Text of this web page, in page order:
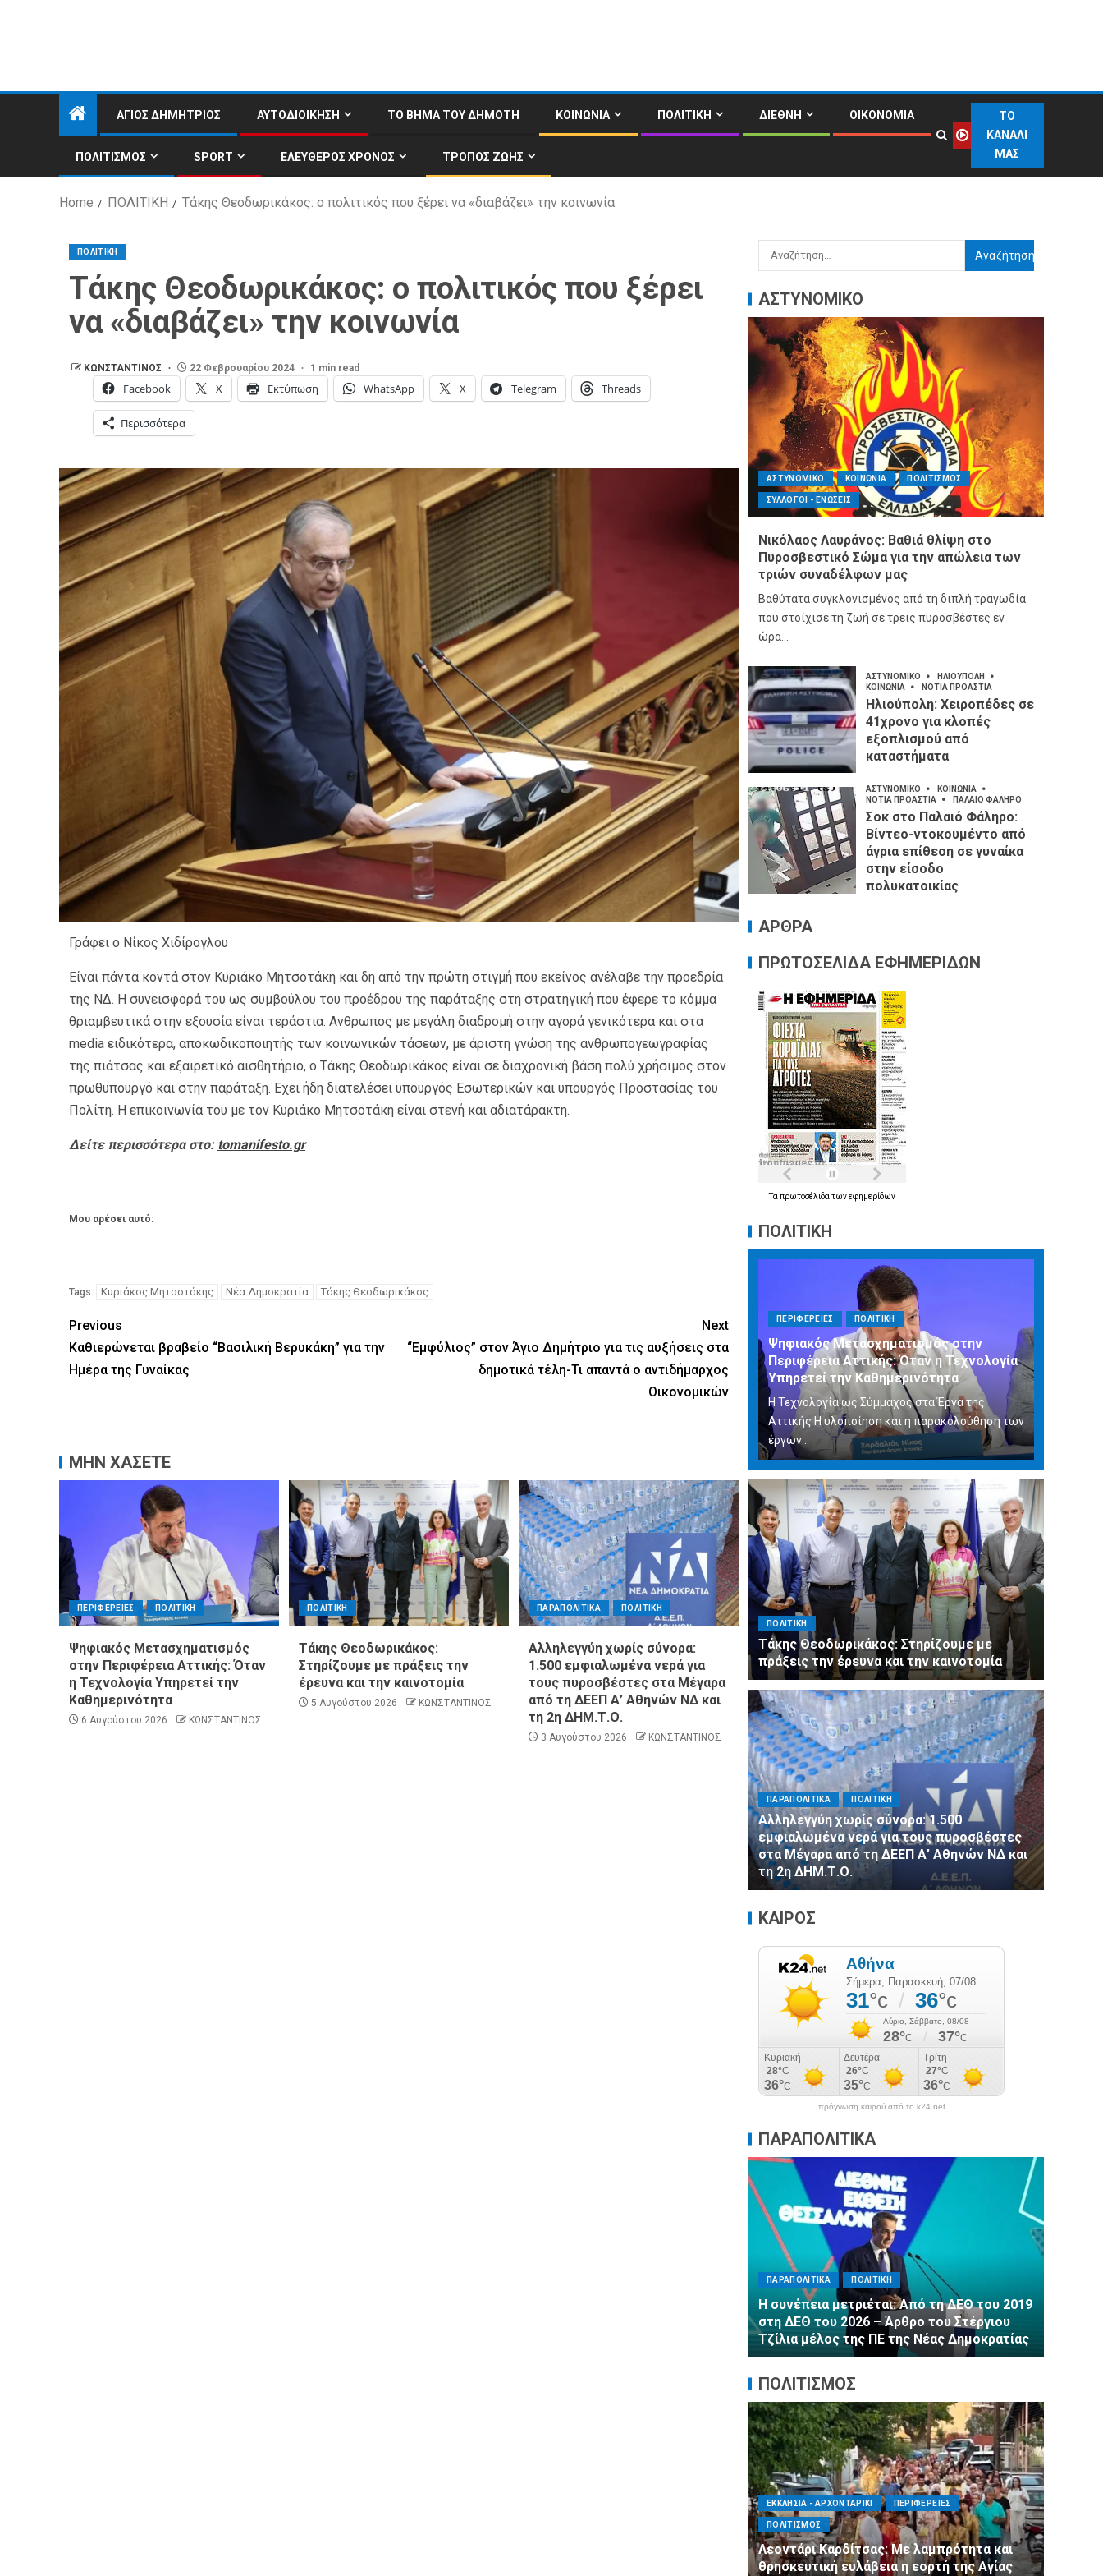
ΑΓΙΟΣ ΔΗΜΗΤΡΙΟΣ ΑΥΤΟΔΙΟΙΚΗΣΗ ΤΟ ΒΗΜΑ ΤΟΥ ΔΗΜΟΤΗ ΚΟΙΝΩΝΙΑ ΠΟΛΙΤΙΚΗ ΔΙΕΘΝΗ ΟΙΚΟΝΟΜΙΑ
ΠΟΛΙΤΙΣΜΟΣ SPORT ΕΛΕΥΘΕΡΟΣ ΧΡΟΝΟΣ ΤΡΟΠΟΣ ΖΩΗΣ
ΤΟ
ΚΑΝΑΛΙ
ΜΑΣ
Home ΠΟΛΙΤΙΚΗ Τάκης Θεοδωρικάκος: ο πολιτικός που ξέρει να «διαβάζει» την κοινωνία
ΠΟΛΙΤΙΚΗ
Τάκης Θεοδωρικάκος: ο πολιτικός που ξέρει
να «διαβάζει» την κοινωνία
ΚΩΝΣΤΑΝΤΙΝΟΣ 22 Φεβρουαρίου 2024 1 min read
Facebook X Εκτύπωση WhatsApp X Telegram Threads
Περισσότερα
Γράφει ο Νίκος Χιδίρογλου
Είναι πάντα κοντά στον Κυριάκο Μητσοτάκη και δη από την πρώτη στιγμή που εκείνος ανέλαβε την προεδρία
της ΝΔ. Η συνεισφορά του ως συμβούλου του προέδρου της παράταξης στη στρατηγική που έφερε το κόμμα
θριαμβευτικά στην εξουσία είναι τεράστια. Ανθρωπος με μεγάλη διαδρομή στην αγορά γενικότερα και στα
media ειδικότερα, αποκωδικοποιητής των κοινωνικών τάσεων, με άριστη γνώση της ανθρωπογεωγραφίας
της πιάτσας και εξαιρετικό αισθητήριο, ο Τάκης Θεοδωρικάκος είναι σε διαχρονική βάση πολύ χρήσιμος στον
πρωθυπουργό και στην παράταξη. Εχει ήδη διατελέσει υπουργός Εσωτερικών και υπουργός Προστασίας του
Πολίτη. Η επικοινωνία του με τον Κυριάκο Μητσοτάκη είναι στενή και αδιατάρακτη.
Δείτε περισσότερα στο: tomanifesto.gr
Μου αρέσει αυτό:
Tags: Κυριάκος Μητσοτάκης Νέα Δημοκρατία Τάκης Θεοδωρικάκος
Previous
Καθιερώνεται βραβείο “Βασιλική Βερυκάκη” για την
Ημέρα της Γυναίκας
Next
“Εμφύλιος” στον Άγιο Δημήτριο για τις αυξήσεις στα
δημοτικά τέλη-Τι απαντά ο αντιδήμαρχος
Οικονομικών
ΜΗΝ ΧΑΣΕΤΕ
ΠΕΡΙΦΕΡΕΙΕΣ ΠΟΛΙΤΙΚΗ
Ψηφιακός Μετασχηματισμός
στην Περιφέρεια Αττικής: Όταν
η Τεχνολογία Υπηρετεί την
Καθημερινότητα
6 Αυγούστου 2026 ΚΩΝΣΤΑΝΤΙΝΟΣ
ΠΟΛΙΤΙΚΗ
Τάκης Θεοδωρικάκος:
Στηρίζουμε με πράξεις την
έρευνα και την καινοτομία
5 Αυγούστου 2026 ΚΩΝΣΤΑΝΤΙΝΟΣ
ΠΑΡΑΠΟΛΙΤΙΚΑ ΠΟΛΙΤΙΚΗ
Αλληλεγγύη χωρίς σύνορα:
1.500 εμφιαλωμένα νερά για
τους πυροσβέστες στα Μέγαρα
από τη ΔΕΕΠ Α’ Αθηνών ΝΔ και
τη 2η ΔΗΜ.Τ.Ο.
3 Αυγούστου 2026 ΚΩΝΣΤΑΝΤΙΝΟΣ
ΑΣΤΥΝΟΜΙΚΟ
ΑΣΤΥΝΟΜΙΚΟ ΚΟΙΝΩΝΙΑ ΠΟΛΙΤΙΣΜΟΣ
ΣΥΛΛΟΓΟΙ - ΕΝΩΣΕΙΣ
Νικόλαος Λαυράνος: Βαθιά θλίψη στο
Πυροσβεστικό Σώμα για την απώλεια των
τριών συναδέλφων μας
Βαθύτατα συγκλονισμένος από τη διπλή τραγωδία
που στοίχισε τη ζωή σε τρεις πυροσβέστες εν
ώρα...
ΑΣΤΥΝΟΜΙΚΟ
ΗΛΙΟΥΠΟΛΗ
ΚΟΙΝΩΝΙΑ
ΝΟΤΙΑ ΠΡΟΑΣΤΙΑ
Ηλιούπολη: Χειροπέδες σε
41χρονο για κλοπές
εξοπλισμού από
καταστήματα
ΑΣΤΥΝΟΜΙΚΟ
ΚΟΙΝΩΝΙΑ
ΝΟΤΙΑ ΠΡΟΑΣΤΙΑ
ΠΑΛΑΙΟ ΦΑΛΗΡΟ
Σοκ στο Παλαιό Φάληρο:
Βίντεο-ντοκουμέντο από
άγρια επίθεση σε γυναίκα
στην είσοδο
πολυκατοικίας
ΑΡΘΡΑ
ΠΡΩΤΟΣΕΛΙΔΑ ΕΦΗΜΕΡΙΔΩΝ
Τα πρωτοσέλιδα τωνεφημερίδων
ΠΟΛΙΤΙΚΗ
ΠΕΡΙΦΕΡΕΙΕΣ ΠΟΛΙΤΙΚΗ
Ψηφιακός Μετασχηματισμός στην
Περιφέρεια Αττικής: Όταν η Τεχνολογία
Υπηρετεί την Καθημερινότητα
Η Τεχνολογία ως Σύμμαχος στα Έργα της
Αττικής Η υλοποίηση και η παρακολούθηση των
έργων...
ΠΟΛΙΤΙΚΗ
Τάκης Θεοδωρικάκος: Στηρίζουμε με
πράξεις την έρευνα και την καινοτομία
ΠΑΡΑΠΟΛΙΤΙΚΑ ΠΟΛΙΤΙΚΗ
Αλληλεγγύη χωρίς σύνορα: 1.500
εμφιαλωμένα νερά για τους πυροσβέστες
στα Μέγαρα από τη ΔΕΕΠ Α’ Αθηνών ΝΔ και
τη 2η ΔΗΜ.Τ.Ο.
ΚΑΙΡΟΣ
πρόγνωση καιρού από το k24.net
ΠΑΡΑΠΟΛΙΤΙΚΑ
Η συνέπεια μετριέται: Από τη ΔΕΘ του 2019
στη ΔΕΘ του 2026 – Άρθρο του Στέργιου
Τζίλια μέλος της ΠΕ της Νέας Δημοκρατίας
ΠΑΡΑΠΟΛΙΤΙΚΑ
Αλληλεγγύη χωρίς σύνορα:
εμφιαλωμένα νερά για τους
στα Μέγαρα από τη ΔΕΕΠ Α’
τη 2η ΔΗΜ.Τ.Ο.
ΠΟΛΙΤΙΣΜΟΣ
ΕΚΚΛΗΣΙΑ - ΑΡΧΟΝΤΑΡΙΚΙ ΠΕΡΙΦΕΡΕΙΕΣ
Λεοντάρι Καρδίτσας: Με λαμπρότητα και
θρησκευτική ευλάβεια η εορτή της Αγίας
ΑΓΙΟΣ ΔΗΜΗΤΡΙΟΣ
ΣΥΛΛΟΓΟΙ - ΕΝΩΣΕΙΣ
Η Εθελοντική Δράση
πλευρό των